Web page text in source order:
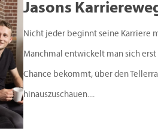
Jasons
Nicht jeder beginnt seine Karriere
Manchmal entwickelt man sich
Chance bekommt, über den
hinauszuschauen....